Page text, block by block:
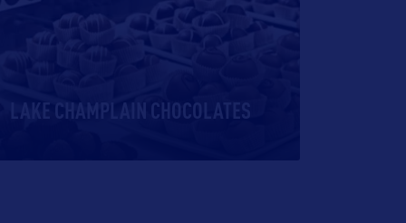
LAKE CHAMPLAIN CHOCOLATES